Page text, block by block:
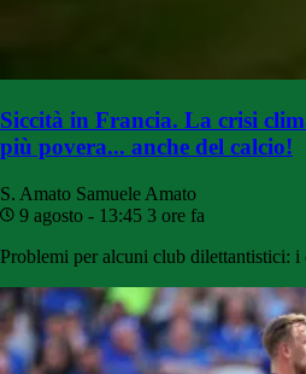
Siccità in Francia. La crisi
più povera... anche del calcio!
S. Amato Samuele Amato
9 agosto - 13:45 3 ore fa
Problemi per alcuni club dilettantistici: